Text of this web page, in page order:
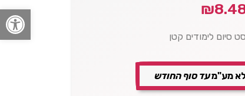
פתח ₪
מע"מעד סוף החודש